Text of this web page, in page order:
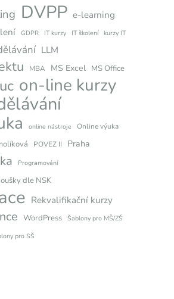
DVPP e-learning
GDPR IT kurzy IT školení kurzy IT
LLM
MBA MS Excel MS Office
on-line kurzy
online nástroje Online výuka
POVEZ II Praha
Programování
dle NSK
Rekvalifikační kurzy
WordPress Šablony pro MŠ/ZŠ
pro SŠ